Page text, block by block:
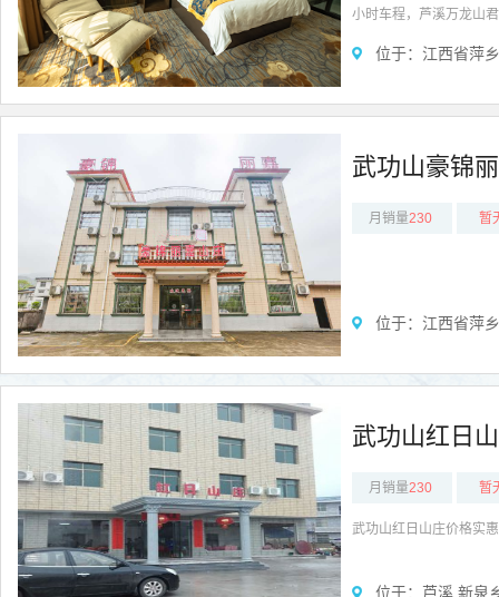
小时车程，芦溪万龙山
位于：江西省萍
武功山豪锦
月销量230 暂
位于：江西省萍
武功山红日
月销量230 暂
武功山红日山庄价格实
位于：芦溪 新泉